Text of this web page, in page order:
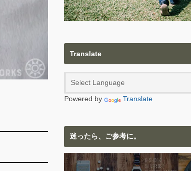
Translate
Powered by Translate
迷ったら、ご参考に。